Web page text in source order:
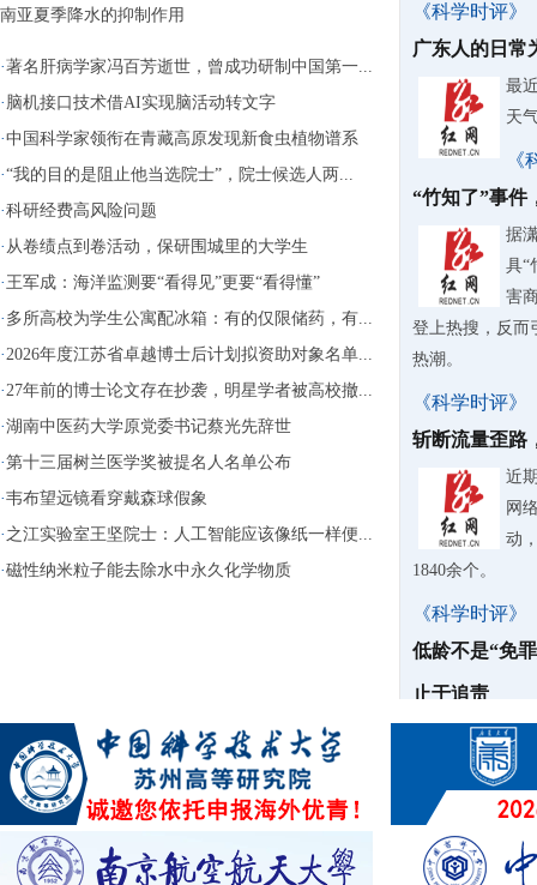
南亚夏季降水的抑制作用
·著名肝病学家冯百芳逝世，曾成功研制中国第一...
· 脑机接口技术借AI实现脑活动转文字
·中国科学家领衔在青藏高原发现新食虫植物谱系
·“我的目的是阻止他当选院士”，院士候选人两...
·科研经费高风险问题
· 从卷绩点到卷活动，保研围城里的大学生
· 王军成：海洋监测要“看得见”更要“看得懂”
· 多所高校为学生公寓配冰箱：有的仅限储药，有...
·2026年度江苏省卓越博士后计划拟资助对象名单...
·27年前的博士论文存在抄袭，明星学者被高校撤...
·湖南中医药大学原党委书记蔡光先辞世
·第十三届树兰医学奖被提名人名单公布
·韦布望远镜看穿戴森球假象
· 之江实验室王坚院士：人工智能应该像纸一样便...
·磁性纳米粒子能去除水中永久化学物质
《科学时评》
广东人的日常
最
天
《
“竹知了”事件
据
具“
害
登上热搜，反而
热潮。
《科学时评》
斩断流量歪路
近
网
动
1840余个。
《科学时评》
低龄不是“免
止于追责
据
公
12
力犯罪的核准追